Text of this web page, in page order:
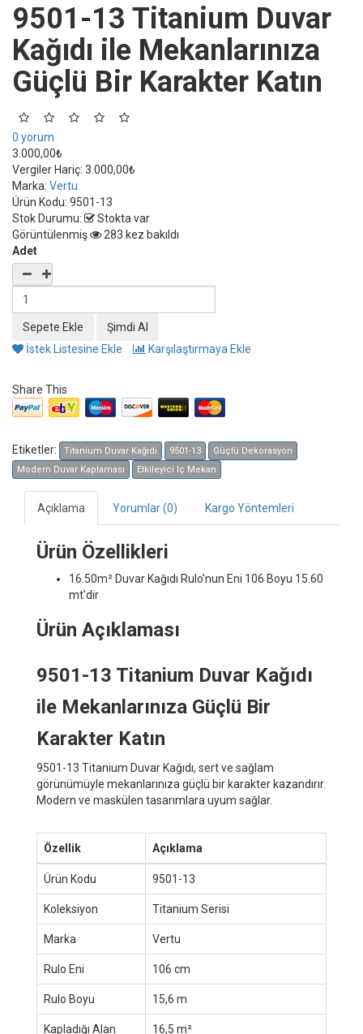
9501-13 Titanium Duvar
Kağıdı ile Mekanlarınıza
Güçlü Bir Karakter Katın
0 yorum
3.000,00₺
Vergiler Hariç: 3.000,00₺
Marka: Vertu
Ürün Kodu: 9501-13
Stok Durumu:
Stokta var
Görüntülenmiş
283 kez bakıldı
Adet
İstek Listesine Ekle Karşılaştırmaya Ekle
Share This
Etiketler: Titanium Duvar Kağıdı 9501-13
Güçlü Dekorasyon
Modern Duvar Kaplaması
Etkileyici Iç Mekan
Açıklama Yorumlar (0) Kargo Yöntemleri
Ürün Özellikleri
16.50m² Duvar Kağıdı Rulo'nun Eni 106 Boyu 15.60
mt'dir
Ürün Açıklaması
9501-13 Titanium Duvar Kağıdı
ile Mekanlarınıza Güçlü Bir
Karakter Katın
9501-13 Titanium Duvar Kağıdı, sert ve sağlam
görünümüyle mekanlarınıza güçlü bir karakter kazandırır.
Modern ve maskülen tasarımlara uyum sağlar.
Özellik Açıklama
Ürün Kodu 9501-13
Koleksiyon Titanium Serisi
Marka Vertu
Rulo Eni 106 cm
Rulo Boyu 15,6 m
Kapladığı Alan 16,5 m²